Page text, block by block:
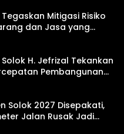
Mitigasi Risiko
dan Jasa yang
H. Jefrizal Tekankan
Pembangunan
Solok 2027 Disepakati,
Jalan Rusak Jadi